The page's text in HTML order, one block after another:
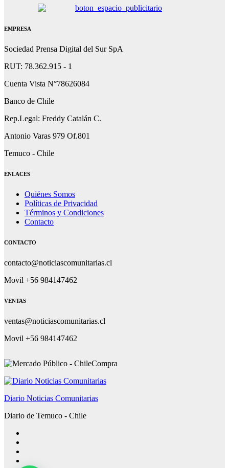
EMPRESA
Sociedad Prensa Digital del Sur SpA
RUT: 78.362.915 - 1
Cuenta Vista N°78626084
Banco de Chile
Rep.Legal: Freddy Catalán C.
Antonio Varas 979 Of.801
Temuco - Chile
ENLACES
Quiénes Somos
Políticas de Privacidad
Términos y Condiciones
Contacto
CONTACTO
contacto@noticiascomunitarias.cl
Movil +56 984147462
VENTAS
ventas@noticiascomunitarias.cl
Movil +56 984147462
Diario Noticias Comunitarias
Diario de Temuco - Chile